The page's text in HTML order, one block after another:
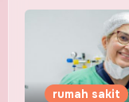
rumah sakit